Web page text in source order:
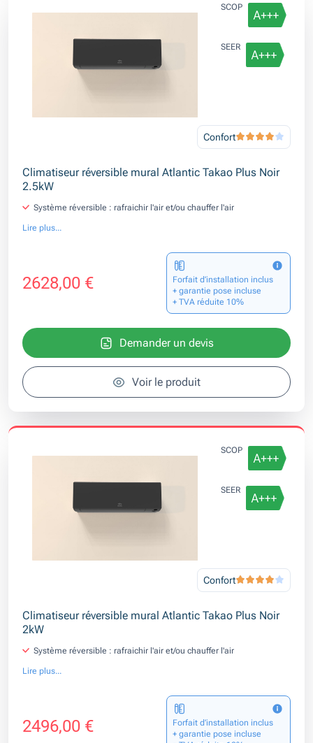
SCOP
SEER
Confort
Climatiseur réversible mural Atlantic Takao Plus Noir
2.5kW
Système réversible : rafraichir l'air et/ou chauffer l'air
Lire plus...
2628,00 €
Forfait d’installation inclus
+ garantie pose incluse
+ TVA réduite 10%
Demander un devis
Voir le produit
SCOP
SEER
Confort
Climatiseur réversible mural Atlantic Takao Plus Noir
2kW
Système réversible : rafraichir l'air et/ou chauffer l'air
Lire plus...
2496,00 €
Forfait d’installation inclus
+ garantie pose incluse